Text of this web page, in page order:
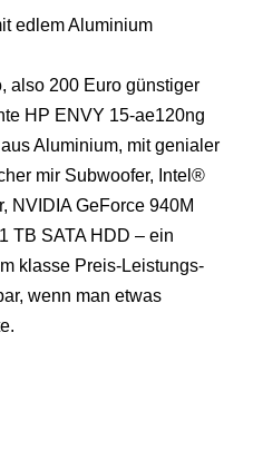
also 200 Euro günstiger
HP ENVY 15-ae120ng
Aluminium, mit genialer
mir Subwoofer, Intel®
NVIDIA GeForce 940M
TB SATA HDD – ein
klasse Preis-Leistungs-
wenn man etwas